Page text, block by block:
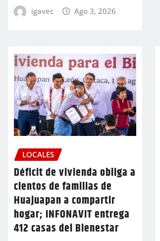
igavec Ago 3, 2026
LOCALES
Déficit de vivienda obliga a
cientos de familias de
Huajuapan a compartir
hogar; INFONAVIT entrega
412 casas del Bienestar